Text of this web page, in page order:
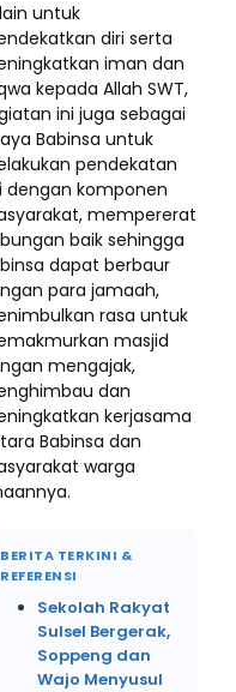
untuk
diri serta
iman dan
kepada Allah SWT,
ini juga sebagai
Babinsa untuk
pendekatan
dengan komponen
mempererat
baik sehingga
dapat berbaur
para jamaah,
rasa untuk
masjid
mengajak,
dan
kerjasama
Babinsa dan
warga
BERITA TERKINI &
REFERENSI
Sekolah Rakyat
Sulsel Bergerak,
Soppeng dan
Wajo Menyusul